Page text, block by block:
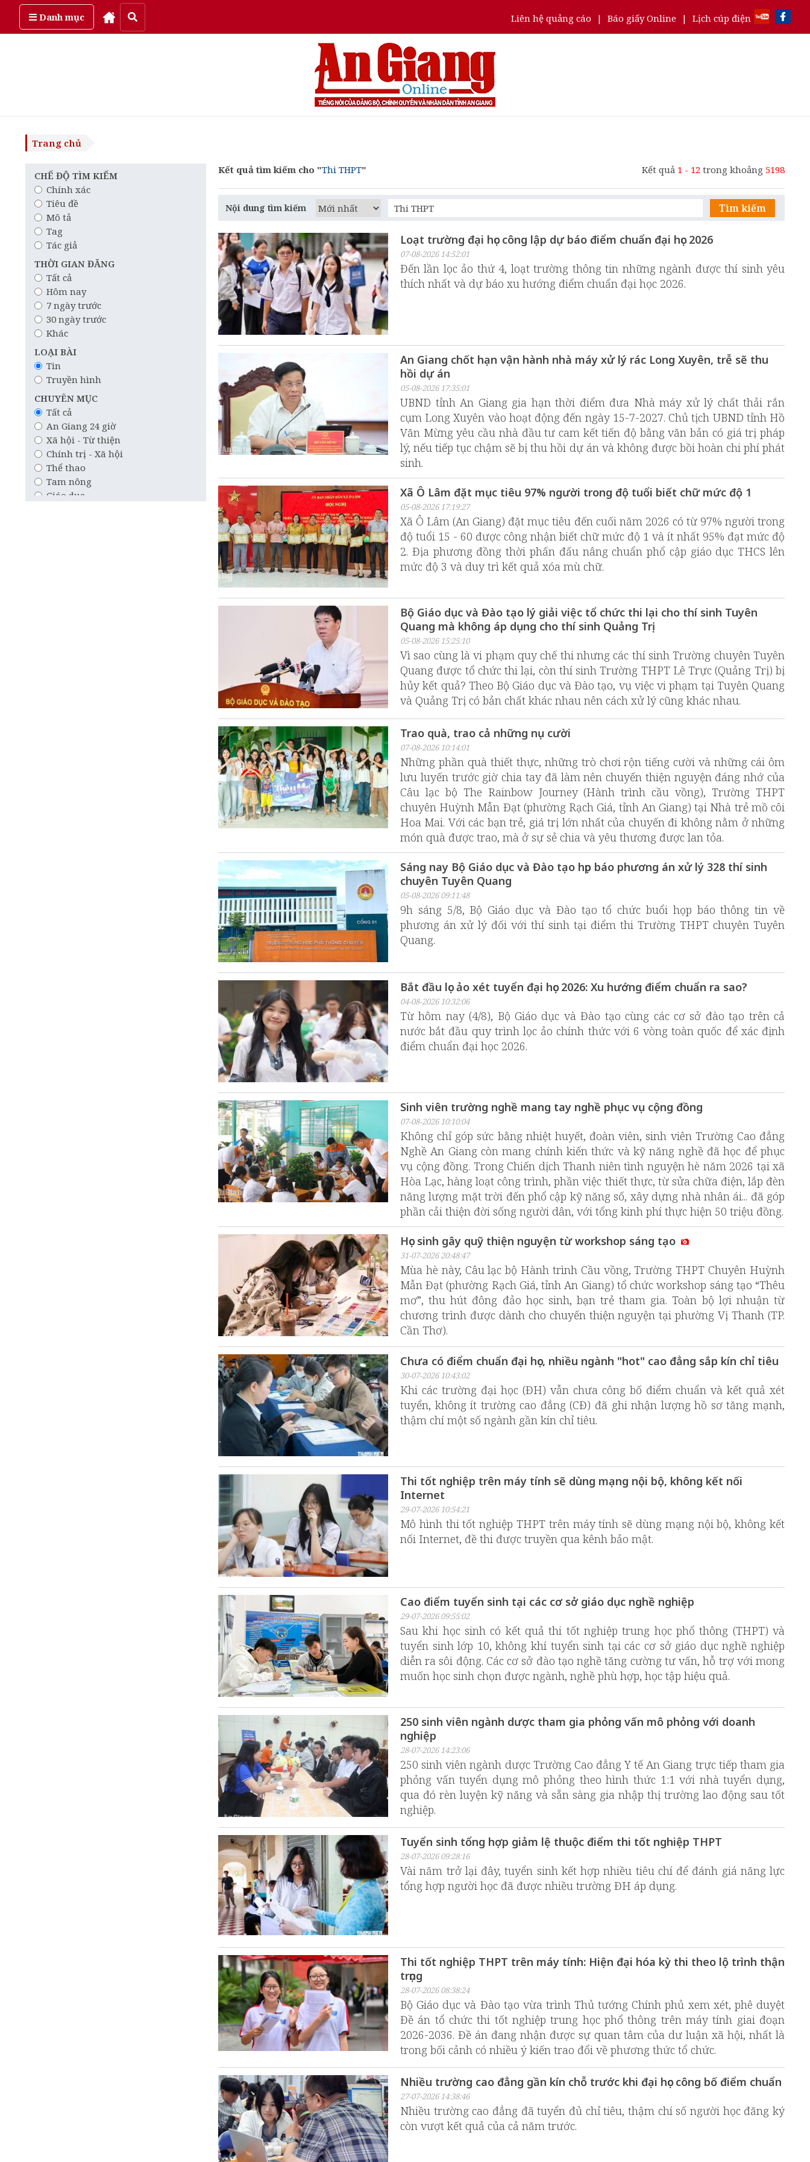
Danh mục Liên hệ quảng cáo | Báo giấy Online | Lịch cúp điện
Thứ sáu, ngày 7/08/2026
Trang chủ
CHẾ ĐỘ TÌM KIẾM
Chính xác
Tiêu đề
Mô tả
Tag
Tác giả
THỜI GIAN ĐĂNG
Tất cả
Hôm nay
7 ngày trước
30 ngày trước
Khác
LOẠI BÀI
Tin
Truyền hình
CHUYÊN MỤC
Tất cả
An Giang 24 giờ
Xã hội - Từ thiện
Chính trị - Xã hội
Thể thao
Tam nông
Giáo dục
Kết quả tìm kiếm cho "Thi THPT" Kết quả 1 - 12 trong khoảng 5198
Nội dung tìm kiếm Tìm kiếm
Loạt trường đại học công lập dự báo điểm chuẩn đại học 2026
07-08-2026 14:52:01
Đến lần lọc ảo thứ 4, loạt trường thông tin những ngành được thí sinh yêu
thích nhất và dự báo xu hướng điểm chuẩn đại học 2026.
An Giang chốt hạn vận hành nhà máy xử lý rác Long Xuyên, trễ sẽ thu
hồi dự án
05-08-2026 17:35:01
UBND tỉnh An Giang gia hạn thời điểm đưa Nhà máy xử lý chất thải rắn
cụm Long Xuyên vào hoạt động đến ngày 15-7-2027. Chủ tịch UBND tỉnh Hồ
Văn Mừng yêu cầu nhà đầu tư cam kết tiến độ bằng văn bản có giá trị pháp
lý, nếu tiếp tục chậm sẽ bị thu hồi dự án và không được bồi hoàn chi phí phát
sinh.
Xã Ô Lâm đặt mục tiêu 97% người trong độ tuổi biết chữ mức độ 1
05-08-2026 17:19:27
Xã Ô Lâm (An Giang) đặt mục tiêu đến cuối năm 2026 có từ 97% người trong
độ tuổi 15 - 60 được công nhận biết chữ mức độ 1 và ít nhất 95% đạt mức độ
2. Địa phương đồng thời phấn đấu nâng chuẩn phổ cập giáo dục THCS lên
mức độ 3 và duy trì kết quả xóa mù chữ.
Bộ Giáo dục và Đào tạo lý giải việc tổ chức thi lại cho thí sinh Tuyên
Quang mà không áp dụng cho thí sinh Quảng Trị
05-08-2026 15:25:10
Vì sao cùng là vi phạm quy chế thi nhưng các thí sinh Trường chuyên Tuyên
Quang được tổ chức thi lại, còn thí sinh Trường THPT Lê Trực (Quảng Trị) bị
hủy kết quả? Theo Bộ Giáo dục và Đào tạo, vụ việc vi phạm tại Tuyên Quang
và Quảng Trị có bản chất khác nhau nên cách xử lý cũng khác nhau.
Trao quà, trao cả những nụ cười
07-08-2026 10:14:01
Những phần quà thiết thực, những trò chơi rộn tiếng cười và những cái ôm
lưu luyến trước giờ chia tay đã làm nên chuyến thiện nguyện đáng nhớ của
Câu lạc bộ The Rainbow Journey (Hành trình cầu vồng), Trường THPT
chuyên Huỳnh Mẫn Đạt (phường Rạch Giá, tỉnh An Giang) tại Nhà trẻ mồ côi
Hoa Mai. Với các bạn trẻ, giá trị lớn nhất của chuyến đi không nằm ở những
món quà được trao, mà ở sự sẻ chia và yêu thương được lan tỏa.
Sáng nay Bộ Giáo dục và Đào tạo họp báo phương án xử lý 328 thí sinh
chuyên Tuyên Quang
05-08-2026 09:11:48
9h sáng 5/8, Bộ Giáo dục và Đào tạo tổ chức buổi họp báo thông tin về
phương án xử lý đối với thí sinh tại điểm thi Trường THPT chuyên Tuyên
Quang.
Bắt đầu lọc ảo xét tuyển đại học 2026: Xu hướng điểm chuẩn ra sao?
04-08-2026 10:32:06
Từ hôm nay (4/8), Bộ Giáo dục và Đào tạo cùng các cơ sở đào tạo trên cả
nước bắt đầu quy trình lọc ảo chính thức với 6 vòng toàn quốc để xác định
điểm chuẩn đại học 2026.
Sinh viên trường nghề mang tay nghề phục vụ cộng đồng
07-08-2026 10:10:04
Không chỉ góp sức bằng nhiệt huyết, đoàn viên, sinh viên Trường Cao đẳng
Nghề An Giang còn mang chính kiến thức và kỹ năng nghề đã học để phục
vụ cộng đồng. Trong Chiến dịch Thanh niên tình nguyện hè năm 2026 tại xã
Hòa Lạc, hàng loạt công trình, phần việc thiết thực, từ sửa chữa điện, lắp đèn
năng lượng mặt trời đến phổ cập kỹ năng số, xây dựng nhà nhân ái... đã góp
phần cải thiện đời sống người dân, với tổng kinh phí thực hiện 50 triệu đồng.
Học sinh gây quỹ thiện nguyện từ workshop sáng tạo
31-07-2026 20:48:47
Mùa hè này, Câu lạc bộ Hành trình Cầu vồng, Trường THPT Chuyên Huỳnh
Mẫn Đạt (phường Rạch Giá, tỉnh An Giang) tổ chức workshop sáng tạo “Thêu
mơ”, thu hút đông đảo học sinh, bạn trẻ tham gia. Toàn bộ lợi nhuận từ
chương trình được dành cho chuyến thiện nguyện tại phường Vị Thanh (TP.
Cần Thơ).
Chưa có điểm chuẩn đại học, nhiều ngành "hot" cao đẳng sắp kín chỉ tiêu
30-07-2026 10:43:02
Khi các trường đại học (ĐH) vẫn chưa công bố điểm chuẩn và kết quả xét
tuyển, không ít trường cao đẳng (CĐ) đã ghi nhận lượng hồ sơ tăng mạnh,
thậm chí một số ngành gần kín chỉ tiêu.
Thi tốt nghiệp trên máy tính sẽ dùng mạng nội bộ, không kết nối
Internet
29-07-2026 10:54:21
Mô hình thi tốt nghiệp THPT trên máy tính sẽ dùng mạng nội bộ, không kết
nối Internet, đề thi được truyền qua kênh bảo mật.
Cao điểm tuyển sinh tại các cơ sở giáo dục nghề nghiệp
29-07-2026 09:55:02
Sau khi học sinh có kết quả thi tốt nghiệp trung học phổ thông (THPT) và
tuyển sinh lớp 10, không khí tuyển sinh tại các cơ sở giáo dục nghề nghiệp
diễn ra sôi động. Các cơ sở đào tạo nghề tăng cường tư vấn, hỗ trợ với mong
muốn học sinh chọn được ngành, nghề phù hợp, học tập hiệu quả.
250 sinh viên ngành dược tham gia phỏng vấn mô phỏng với doanh
nghiệp
28-07-2026 14:23:06
250 sinh viên ngành dược Trường Cao đẳng Y tế An Giang trực tiếp tham gia
phỏng vấn tuyển dụng mô phỏng theo hình thức 1:1 với nhà tuyển dụng,
qua đó rèn luyện kỹ năng và sẵn sàng gia nhập thị trường lao động sau tốt
nghiệp.
Tuyển sinh tổng hợp giảm lệ thuộc điểm thi tốt nghiệp THPT
28-07-2026 09:28:16
Vài năm trở lại đây, tuyển sinh kết hợp nhiều tiêu chí để đánh giá năng lực
tổng hợp người học đã được nhiều trường ĐH áp dụng.
Thi tốt nghiệp THPT trên máy tính: Hiện đại hóa kỳ thi theo lộ trình thận
trọng
28-07-2026 08:38:24
Bộ Giáo dục và Đào tạo vừa trình Thủ tướng Chính phủ xem xét, phê duyệt
Đề án tổ chức thi tốt nghiệp trung học phổ thông trên máy tính giai đoạn
2026-2036. Đề án đang nhận được sự quan tâm của dư luận xã hội, nhất là
trong bối cảnh có nhiều ý kiến trao đổi về phương thức tổ chức.
Nhiều trường cao đẳng gần kín chỗ trước khi đại học công bố điểm chuẩn
27-07-2026 14:38:46
Nhiều trường cao đẳng đã tuyển đủ chỉ tiêu, thậm chí số người học đăng ký
còn vượt kết quả của cả năm trước.